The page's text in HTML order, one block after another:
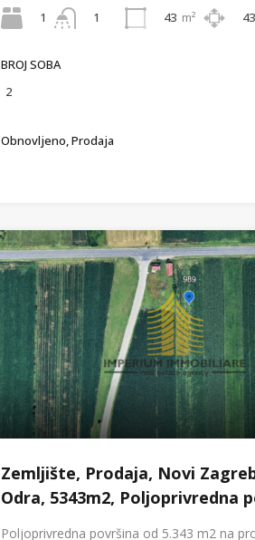
1
1
43 m²
43
BROJ SOBA
2
Obnovljeno, Prodaja
Zemljište, Prodaja, Novi
Odra, 5343m2, Poljoprivredna
Poljoprivredna površina od 5.343 m2 na